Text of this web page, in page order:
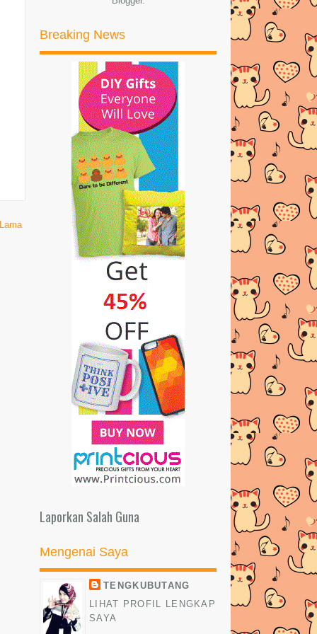
PARK, SETIA ALAM
TONTON WRESTLEMANIA 2016 DI
TGV
TUPPERWARE Allegra 4 Peas
Server | Dapat Juga Akhi...
Giveaway Cash RM600 MAC2016 by
Emas Putih
RESEPI AISKRIM SUMI SEDAP
GILER!!
RESEPI IKAN GORENG
BEREMPAH
RESEPI KARIPAP CHEESE +
SHOPPING DI ZALORA LAGI!!
Ketam Masak Lemak Cili Api Lagi..
Perkara Yang Buat Tengkubutang
Tersenyum Pagi-Pagi...
TAMPIL BERGAYA DENGAN
TOPMAN
Review - Krim Herba Kemboja
RADIO KOOL FM YANG
DINANTIKAN DAH KE UDARA!
DWIDARA COLLAGEN COMPLEX
PILIHAN TERBAIK!
REDEEM REWARD DARI WHOHAA
Happy 4th Anniversary Buat Hubby
Tersayang
Breaking News
Laporkan Salah Guna
Mengenai Saya
TENGKUBUTANG
LIHAT PROFIL LENGKAP
SAYA